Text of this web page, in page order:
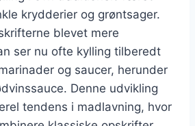
krydderier og grøntsager.
blevet mere
ser nu ofte kylling tilberedt
og saucer, herunder
Denne udvikling
tendens i madlavning, hvor